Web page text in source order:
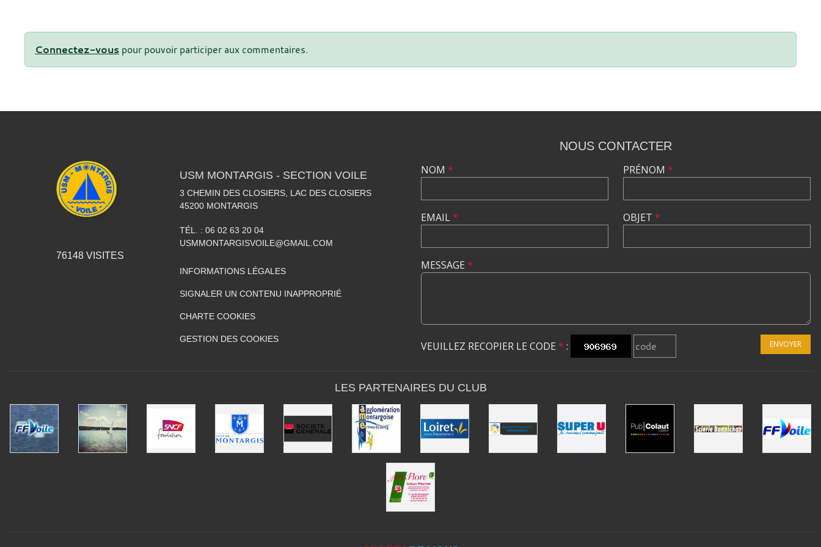
Connectez-vous pour pouvoir participer aux commentaires.
76148VISITES
USM MONTARGIS - SECTION VOILE
3 CHEMIN DES CLOSIERS, LAC DES CLOSIERS
45200 MONTARGIS
TÉL. : 06 02 63 20 04
USMMONTARGISVOILE@GMAIL.COM
INFORMATIONS LÉGALES
SIGNALER UN CONTENU INAPPROPRIÉ
CHARTE COOKIES
GESTION DES COOKIES
NOUS CONTACTER
NOM *
EMAIL*
PRÉNOM *
OBJET *
MESSAGE *
VEUILLEZ RECOPIER LE CODE * : ENVOYER
LES PARTENAIRES DU CLUB